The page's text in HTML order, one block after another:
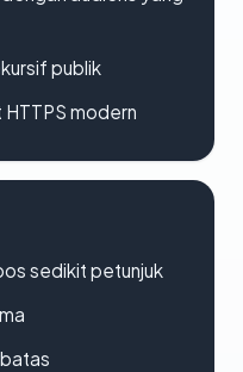
publik
modern
sedikit petunjuk